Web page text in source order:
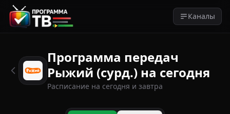
Каналы
Программа передач
Рыжий (сурд.) на сегодня
Расписание на сегодня и завтра